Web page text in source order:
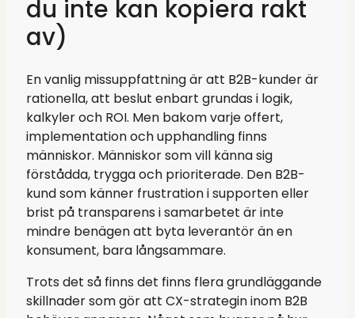
du inte kan kopiera rakt
av)
En vanlig missuppfattning är att B2B-kunder är
rationella, att beslut enbart grundas i logik,
kalkyler och ROI. Men bakom varje offert,
implementation och upphandling finns
människor. Människor som vill känna sig
förstådda, trygga och prioriterade. Den B2B-
kund som känner frustration i supporten eller
brist på transparens i samarbetet är inte
mindre benägen att byta leverantör än en
konsument, bara långsammare.
Trots det så finns det finns flera grundläggande
skillnader som gör att CX-strategin inom B2B